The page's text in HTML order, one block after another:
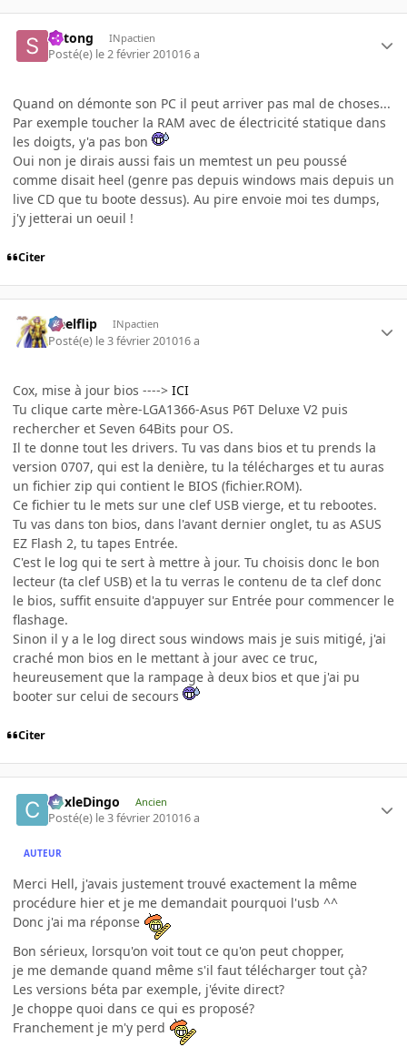
Shtong INpactien
Posté(e) le 2 février 201016 a
Quand on démonte son PC il peut arriver pas mal de choses...
Par exemple toucher la RAM avec de électricité statique dans
les doigts, y'a pas bon
Oui non je dirais aussi fais un memtest un peu poussé
comme disait heel (genre pas depuis windows mais depuis un
live CD que tu boote dessus). Au pire envoie moi tes dumps,
j'y jetterai un oeuil !
Citer
Heelflip INpactien
Posté(e) le 3 février 201016 a
Cox, mise à jour bios ----> ICI
Tu clique carte mère-LGA1366-Asus P6T Deluxe V2 puis
rechercher et Seven 64Bits pour OS.
Il te donne tout les drivers. Tu vas dans bios et tu prends la
version 0707, qui est la denière, tu la télécharges et tu auras
un fichier zip qui contient le BIOS (fichier.ROM).
Ce fichier tu le mets sur une clef USB vierge, et tu rebootes.
Tu vas dans ton bios, dans l'avant dernier onglet, tu as ASUS
EZ Flash 2, tu tapes Entrée.
C'est le log qui te sert à mettre à jour. Tu choisis donc le bon
lecteur (ta clef USB) et la tu verras le contenu de ta clef donc
le bios, suffit ensuite d'appuyer sur Entrée pour commencer le
flashage.
Sinon il y a le log direct sous windows mais je suis mitigé, j'ai
craché mon bios en le mettant à jour avec ce truc,
heureusement que la rampage à deux bios et que j'ai pu
booter sur celui de secours
Citer
CoxleDingo Ancien
Posté(e) le 3 février 201016 a
AUTEUR
Merci Hell, j'avais justement trouvé exactement la même
procédure hier et je me demandait pourquoi l'usb ^^
Donc j'ai ma réponse
Bon sérieux, lorsqu'on voit tout ce qu'on peut chopper,
je me demande quand même s'il faut télécharger tout çà?
Les versions béta par exemple, j'évite direct?
Je choppe quoi dans ce qui es proposé?
Franchement je m'y perd